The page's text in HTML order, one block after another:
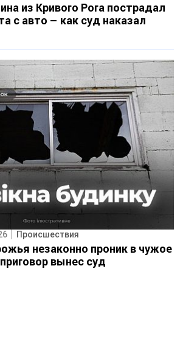
из Кривого Рога пострадал
с авто – как суд наказал
Происшествия
незаконно проник в чужое
вынес суд